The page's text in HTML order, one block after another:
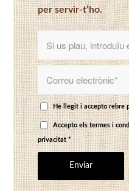
per servir-t’ho.
He llegit i accepto rebre
Accepto els termes i
privacitat *